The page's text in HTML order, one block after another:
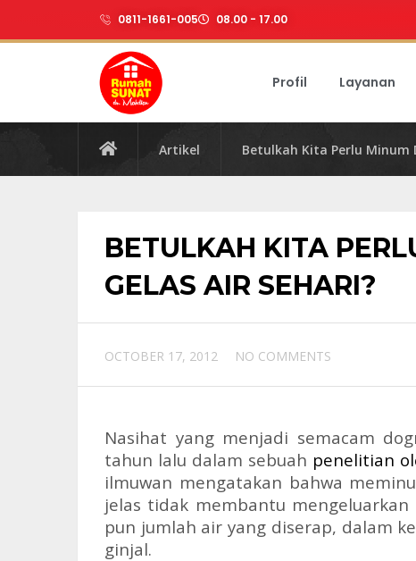
0811-1661-005 08.00 - 17.00
Profil Layanan
Artikel Betulkah Kita Perlu Minum
BETULKAH KITA
GELAS AIR SEHARI?
OCTOBER 17, 2012 NO COMMENTS
Nasihat yang menjadi semacam
tahun lalu dalam sebuah penelitian
ilmuwan mengatakan bahwa
jelas tidak membantu
pun jumlah air yang diserap, dalam
ginjal.